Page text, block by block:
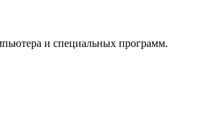
и специальных программ.